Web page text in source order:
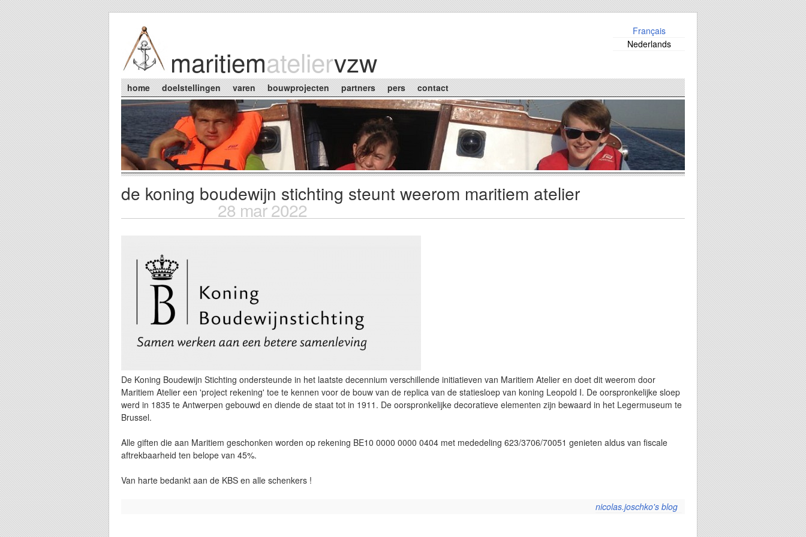
Skip to main content
maritiemateliervzw
Français
Nederlands
Main menu
home doelstellingen varen bouwprojecten partners pers contact
You are here
de koning boudewijn stichting steunt weerom maritiem atelier
28 mar 2022
De Koning Boudewijn Stichting ondersteunde in het laatste decennium verschillende initiatieven van Maritiem Atelier en doet dit weerom door
Maritiem Atelier een 'project rekening' toe te kennen voor de bouw van de replica van de statiesloep van koning Leopold I. De oorspronkelijke sloep
werd in 1835 te Antwerpen gebouwd en diende de staat tot in 1911. De oorspronkelijke decoratieve elementen zijn bewaard in het Legermuseum te
Brussel.
Alle giften die aan Maritiem geschonken worden op rekening BE10 0000 0000 0404 met mededeling 623/3706/70051 genieten aldus van fiscale
aftrekbaarheid ten belope van 45%.
Van harte bedankt aan de KBS en alle schenkers !
nicolas.joschko's blog